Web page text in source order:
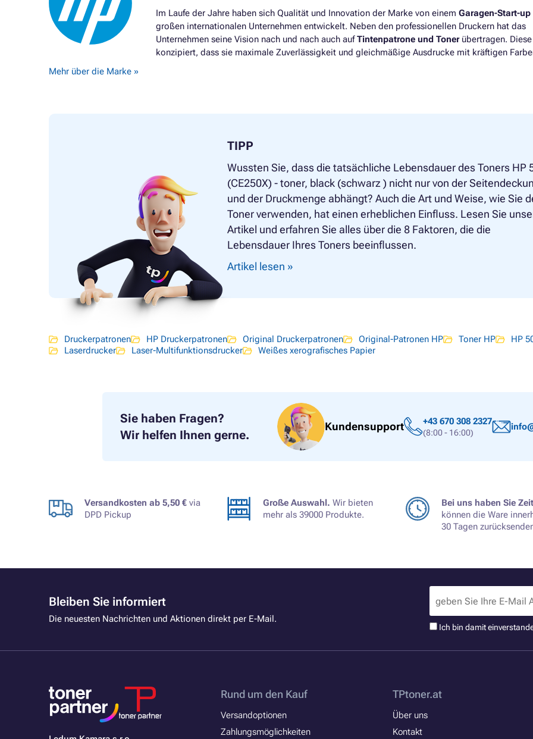
Im Laufe der Jahre haben sich Qualität und Innovation der Marke von einem Garagen-Start-up
großen internationalen Unternehmen entwickelt. Neben den professionellen Druckern hat das
Unternehmen seine Vision nach und nach auch aufTintenpatrone und Tonerübertragen.
konzipiert, dass sie maximale Zuverlässigkeit und gleichmäßige Ausdrucke mit kräftigen
Mehr über die Marke »
TIPP
Wussten Sie, dass die tatsächliche Lebensdauer des Toners HP
(CE250X) - toner, black (schwarz ) nicht nur von der
und der Druckmenge abhängt? Auch die Art und Weise, wie Sie
Toner verwenden, hat einen erheblichen Einfluss. Lesen Sie
Artikel und erfahren Sie alles über die 8 Faktoren, die die
Lebensdauer Ihres Toners beeinflussen.
Artikel lesen »
Druckerpatronen HP Druckerpatronen Original Druckerpatronen Original-Patronen HP Toner HP
HP
Laserdrucker
Laser-Multifunktionsdrucker Weißes xerografisches Papier
Sie haben Fragen?
Wir helfen Ihnen gerne.
Kundensupport +43 670 308 2327
(8:00 - 16:00)
Versandkosten ab 5,50 € via
DPD Pickup
Große Auswahl. Wir bieten
mehr als 39000 Produkte.
Bei uns haben Sie
können die Ware
30 Tagen
Bleiben Sie informiert
Die neuesten Nachrichten und Aktionen direkt per E-Mail.
Ich bin damit
Rund um den Kauf
Versandoptionen
Zahlungsmöglichkeiten
TPtoner.at
Über uns
Kontakt